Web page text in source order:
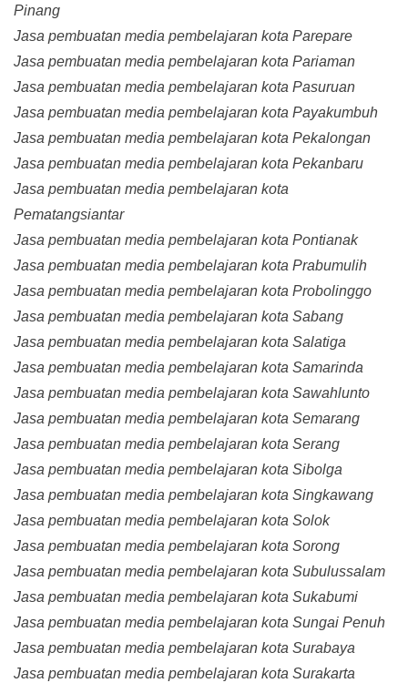
Pinang
Jasa pembuatan media pembelajaran kota Parepare
Jasa pembuatan media pembelajaran kota Pariaman
Jasa pembuatan media pembelajaran kota Pasuruan
Jasa pembuatan media pembelajaran kota Payakumbuh
Jasa pembuatan media pembelajaran kota Pekalongan
Jasa pembuatan media pembelajaran kota Pekanbaru
Jasa pembuatan media pembelajaran kota
Pematangsiantar
Jasa pembuatan media pembelajaran kota Pontianak
Jasa pembuatan media pembelajaran kota Prabumulih
Jasa pembuatan media pembelajaran kota Probolinggo
Jasa pembuatan media pembelajaran kota Sabang
Jasa pembuatan media pembelajaran kota Salatiga
Jasa pembuatan media pembelajaran kota Samarinda
Jasa pembuatan media pembelajaran kota Sawahlunto
Jasa pembuatan media pembelajaran kota Semarang
Jasa pembuatan media pembelajaran kota Serang
Jasa pembuatan media pembelajaran kota Sibolga
Jasa pembuatan media pembelajaran kota Singkawang
Jasa pembuatan media pembelajaran kota Solok
Jasa pembuatan media pembelajaran kota Sorong
Jasa pembuatan media pembelajaran kota Subulussalam
Jasa pembuatan media pembelajaran kota Sukabumi
Jasa pembuatan media pembelajaran kota Sungai Penuh
Jasa pembuatan media pembelajaran kota Surabaya
Jasa pembuatan media pembelajaran kota Surakarta